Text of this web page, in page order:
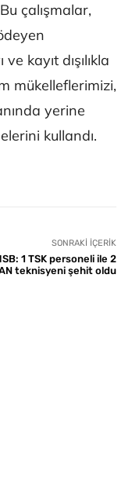
çalışmalar,
kayıt dışılıkla
mükelleflerimizi,
yerine
kullandı.
SONRAKI İÇERIK
1 TSK personeli ile 2
teknisyeni şehit oldu